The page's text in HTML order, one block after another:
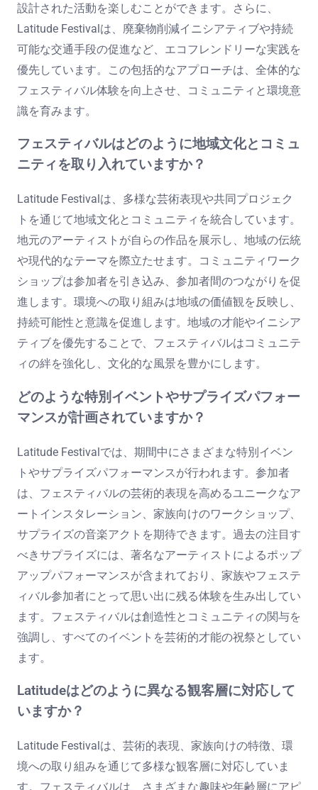
設計された活動を楽しむことができます。さらに、
Latitude Festivalは、廃棄物削減イニシアティブや持続
可能な交通手段の促進など、エコフレンドリーな実践を
優先しています。この包括的なアプローチは、全体的な
フェスティバル体験を向上させ、コミュニティと環境意
識を育みます。
フェスティバルはどのように地域文化とコミュ
ニティを取り入れていますか？
Latitude Festivalは、多様な芸術表現や共同プロジェク
トを通じて地域文化とコミュニティを統合しています。
地元のアーティストが自らの作品を展示し、地域の伝統
や現代的なテーマを際立たせます。コミュニティワーク
ショップは参加者を引き込み、参加者間のつながりを促
進します。環境への取り組みは地域の価値観を反映し、
持続可能性と意識を促進します。地域の才能やイニシア
ティブを優先することで、フェスティバルはコミュニテ
ィの絆を強化し、文化的な風景を豊かにします。
どのような特別イベントやサプライズパフォー
マンスが計画されていますか？
Latitude Festivalでは、期間中にさまざまな特別イベン
トやサプライズパフォーマンスが行われます。参加者
は、フェスティバルの芸術的表現を高めるユニークなア
ートインスタレーション、家族向けのワークショップ、
サプライズの音楽アクトを期待できます。過去の注目す
べきサプライズには、著名なアーティストによるポップ
アップパフォーマンスが含まれており、家族やフェステ
ィバル参加者にとって思い出に残る体験を生み出してい
ます。フェスティバルは創造性とコミュニティの関与を
強調し、すべてのイベントを芸術的才能の祝祭としてい
ます。
Latitudeはどのように異なる観客層に対応して
いますか？
Latitude Festivalは、芸術的表現、家族向けの特徴、環
境への取り組みを通じて多様な観客層に対応していま
す。フェスティバルは、さまざまな趣味や年齢層にアピ